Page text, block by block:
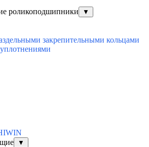
роликоподшипники
▼
закрепительными кольцами
▼